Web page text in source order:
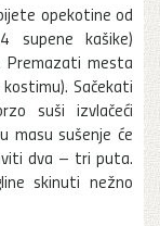
opekotine od
supene kašike)
mesta
Sačekati
suši izvlačeći
masu sušenje će
dva – tri puta.
skinuti nežno